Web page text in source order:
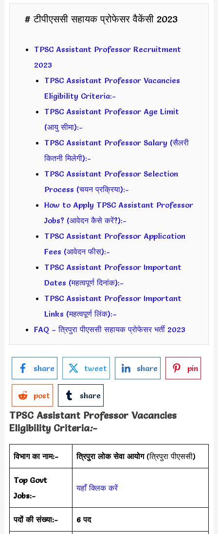
# टीपीएससी सहायक प्रोफेसर वैकेंसी 2023
TPSC Assistant Professor Recruitment
2023
TPSC Assistant Professor Vacancies
Eligibility Criteria:-
TPSC Assistant Professor Age Limit
(आयु सीमा):-
TPSC Assistant Professor Salary (सैलरी
कितनी मिलेगी):-
TPSC Assistant Professor Selection
Process (चयन प्रक्रिया):-
How to Apply TPSC Assistant Professor
Jobs? (आवेदन कैसे करें?):-
TPSC Assistant Professor Application
Fees (आवेदन फीस):-
TPSC Assistant Professor Important
Dates (महत्वपूर्ण दिनांक):-
TPSC Assistant Professor Important
Links (महत्वपूर्ण लिंक):–
FAQ – त्रिपुरा पीएससी सहायक प्रोफेसर भर्ती 2023
share tweet share pin
post share
TPSC Assistant Professor Vacancies
Eligibility Criteria:-
विभाग का नाम:- त्रिपुरा लोक सेवा आयोग(त्रिपुरा पीएससी)
Top Govt
Jobs:-
यहाँ क्लिक करें
पदों की संख्या:- 6 पद